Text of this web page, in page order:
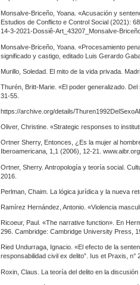
Monsalve-Briceño, Yoana. «Acusación y
Estudios de Conflicto e Control Social (2021):
14-3-2021-Dossiê-Art_43207_Monsalve-
Monsalve-Briceño, Yoana. «Procesamiento
significado y castigo, editado Luis Gerardo
Murillo, Soledad. El mito de la vida privada.
Thurén, Britt-Marie. «El poder generalizado.
31-55.
https://archive.org/details/
Oliver, Christine. «Strategic responses to
Ortner Sherry, Entonces, ¿Es la mujer al
Iberoamericana, 1,1 (2006), 12-21.
Ortner, Sherry. Antropología y teoría social.
2016.
Perlman, Chaim. La lógica jurídica y la nueva
Ramírez Hernández, Antonio. «Violencia
Ricoeur, Paul. «The narrative function». En
296. Cambridge: Cambridge University Press,
Ried Undurraga, Ignacio. «El efecto de la
responsabilidad civil ex delito”. Ius et Praxis, n°
Roxin, Claus. La teoría del delito en la